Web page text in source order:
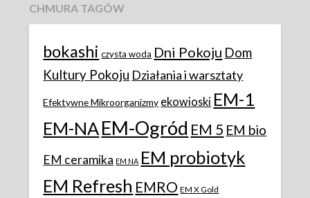
CHMURA TAGÓW
bokashi czysta woda Dni Pokoju Dom
Kultury Pokoju Działania i warsztaty
Efektywne Mikroorganizmy ekowioski EM-1
EM-NAEM-Ogród EM 5 EM bio
EM ceramika EM NA EM probiotyk
EM Refresh EMRO EM X Gold